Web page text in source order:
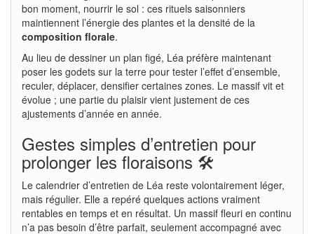
bon moment, nourrir le sol : ces rituels saisonniers
maintiennent l’énergie des plantes et la densité de la
composition florale.
Au lieu de dessiner un plan figé, Léa préfère maintenant
poser les godets sur la terre pour tester l’effet d’ensemble,
reculer, déplacer, densifier certaines zones. Le massif vit et
évolue ; une partie du plaisir vient justement de ces
ajustements d’année en année.
Gestes simples d’entretien pour
prolonger les floraisons 🛠️
Le calendrier d’entretien de Léa reste volontairement léger,
mais régulier. Elle a repéré quelques actions vraiment
rentables en temps et en résultat. Un massif fleuri en continu
n’a pas besoin d’être parfait, seulement accompagné avec